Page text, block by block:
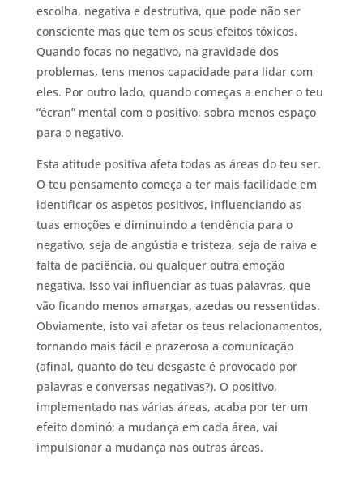
escolha, negativa e destrutiva, que pode não ser
consciente mas que tem os seus efeitos tóxicos.
Quando focas no negativo, na gravidade dos
problemas, tens menos capacidade para lidar com
eles. Por outro lado, quando começas a encher o teu
“écran” mental com o positivo, sobra menos espaço
para o negativo.
Esta atitude positiva afeta todas as áreas do teu ser.
O teu pensamento começa a ter mais facilidade em
identificar os aspetos positivos, influenciando as
tuas emoções e diminuindo a tendência para o
negativo, seja de angústia e tristeza, seja de raiva e
falta de paciência, ou qualquer outra emoção
negativa. Isso vai influenciar as tuas palavras, que
vão ficando menos amargas, azedas ou ressentidas.
Obviamente, isto vai afetar os teus relacionamentos,
tornando mais fácil e prazerosa a comunicação
(afinal, quanto do teu desgaste é provocado por
palavras e conversas negativas?). O positivo,
implementado nas várias áreas, acaba por ter um
efeito dominó; a mudança em cada área, vai
impulsionar a mudança nas outras áreas.